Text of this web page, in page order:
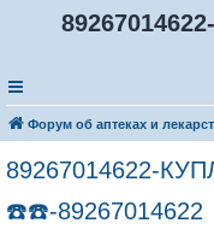
Форум об аптеках и
89267014622-
☎️☎️-89267014622